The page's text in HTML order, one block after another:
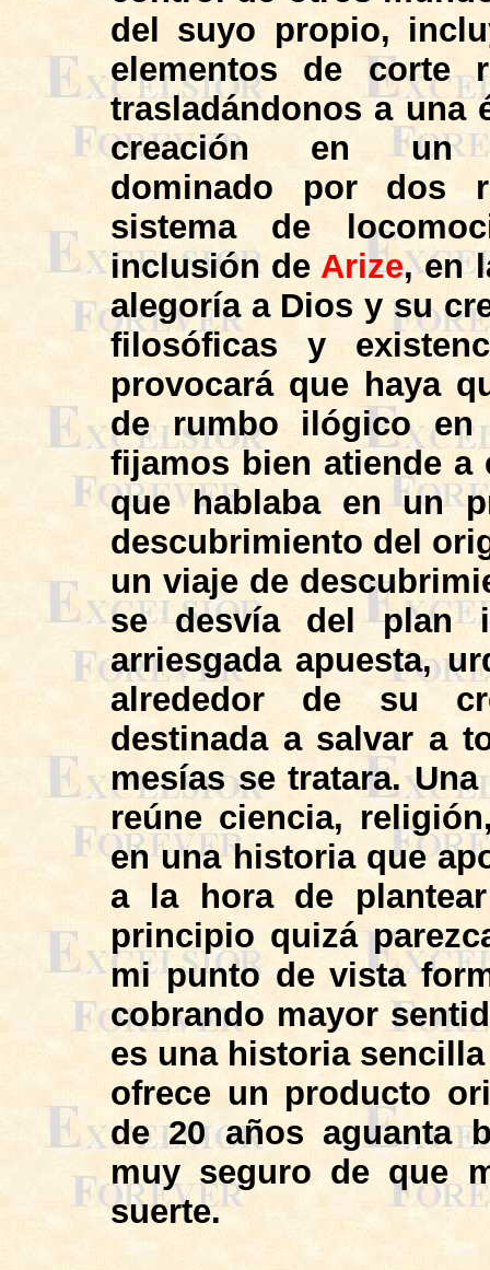
del suyo propio,
elementos de corte
trasladándonos a una
creación en un
dominado por dos
sistema de
inclusión deArize, en
alegoría a Dios y su
filosóficas y
provocará que haya
de rumbo ilógico
fijamos bien atiende a
que hablaba en un
descubrimiento del
un viaje de
se desvía del plan
arriesgada apuesta,
alrededor de su
destinada a salvar a
mesías se tratara.
reúne ciencia,
en una historia que
a la hora de
principio quizá
mi punto de vista
cobrando mayor
es una historia
ofrece un producto
de 20 años aguanta
muy seguro de que
suerte.